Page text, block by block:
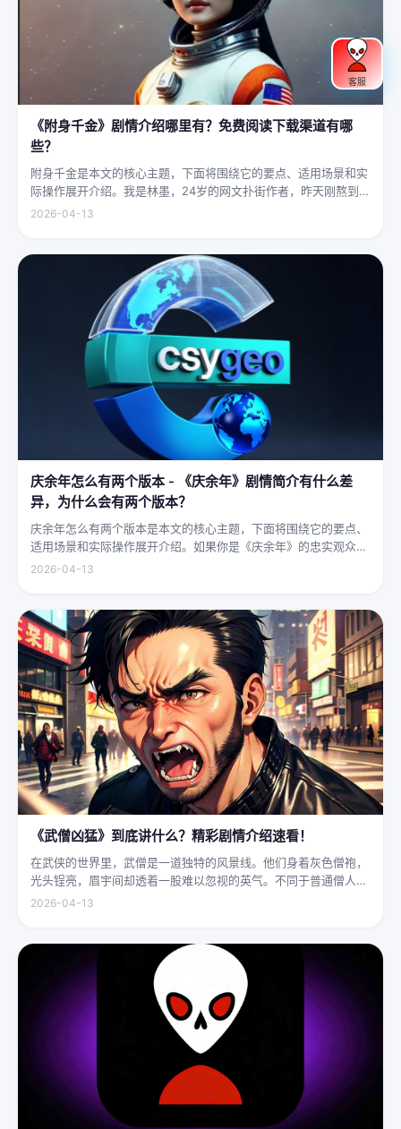
《附身千金》剧情介绍哪里有？免费阅读下载渠道有哪
些？
附身千金是本文的核心主题，下面将围绕它的要点、适用场景和实
际操作展开介绍。我是林墨，24岁的网文扑街作者，昨天刚熬到凌
晨四点赶完一本豪门甜宠文的大纲，揉着发酸的眼睛扑上床就睡，
2026-04-13
庆余年怎么有两个版本 - 《庆余年》剧情简介有什么差
异，为什么会有两个版本？
庆余年怎么有两个版本是本文的核心主题，下面将围绕它的要点、
适用场景和实际操作展开介绍。如果你是《庆余年》的忠实观众，
可能会发现这部剧在不同视频平台上呈现出两个略有差异的版本，
2026-04-13
《武僧凶猛》到底讲什么？精彩剧情介绍速看！
在武侠的世界里，武僧是一道独特的风景线。他们身着灰色僧袍，
光头锃亮，眉宇间却透着一股难以忽视的英气。不同于普通僧人的
慈眉善目，武僧的眼神中常常闪烁着锐利的光，仿佛能洞穿一切虚
2026-04-13
客服